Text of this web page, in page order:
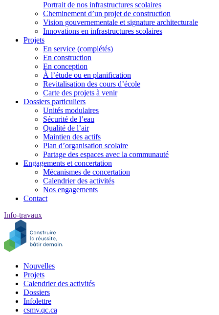
Portrait de nos infrastructures scolaires
Cheminement d’un projet de construction
Vision gouvernementale et signature architecturale
Innovations en infrastructures scolaires
Projets
En service (complétés)
En construction
En conception
À l’étude ou en planification
Revitalisation des cours d’école
Carte des projets à venir
Dossiers particuliers
Unités modulaires
Sécurité de l’eau
Qualité de l’air
Maintien des actifs
Plan d’organisation scolaire
Partage des espaces avec la communauté
Engagements et concertation
Mécanismes de concertation
Calendrier des activités
Nos engagements
Contact
Info-travaux
Nouvelles
Projets
Calendrier des activités
Dossiers
Infolettre
csmv.qc.ca